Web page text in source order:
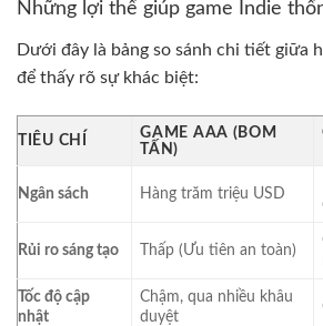
Những lợi thế giúp game Indie
Dưới đây là bảng so sánh chi tiết giữa
để thấy rõ sự khác biệt:
TIÊU CHÍ
GAME AAA (BOM
TẤN)
Ngân sách Hàng trăm triệu USD
Rủi ro sáng tạo Thấp (Ưu tiên an toàn)
Tốc độ cập
nhật
Chậm, qua nhiều khâu
duyệt